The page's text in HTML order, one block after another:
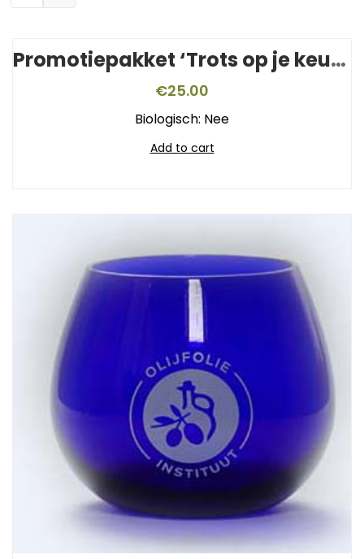
Promotiepakket ‘Trots op je keurmerk’
€25.00
Biologisch: Nee
Add to cart